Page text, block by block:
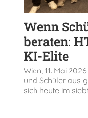
Wenn
beraten:
KI-Elite
Wien, 11. Mai
und Schüler aus
sich heute im